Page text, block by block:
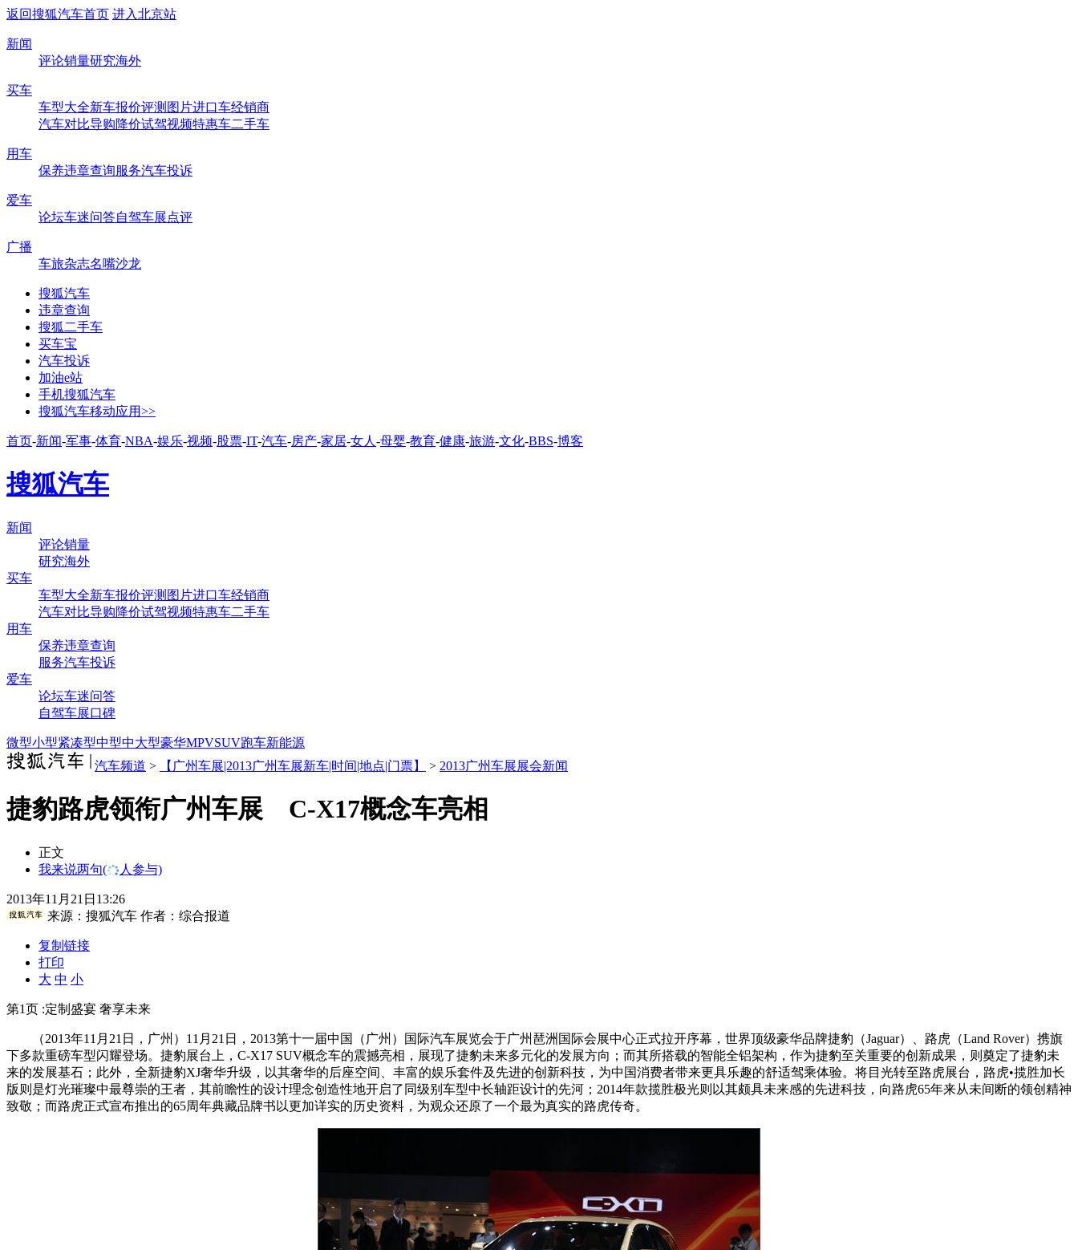
返回搜狐汽车首页 进入北京站
新闻
评论销量研究海外
买车
车型大全新车报价评测 图片进口车经销商
汽车对比导购降价试驾视频特惠车二手车
用车
保养违章查询服务汽车投诉
爱车
论坛车迷问答自驾车展点评
广播
车旅杂志名嘴沙龙
搜狐汽车
违章查询
搜狐二手车
买车宝
汽车投诉
加油e站
手机搜狐汽车
搜狐汽车移动应用>>
首页-新闻-军事-体育-NBA-娱乐-视频-股票-IT-汽车-房产-家居-女人 -母婴-教育-健康-旅游-文化-BBS-博客
搜狐汽车
新闻
评论销量
研究海外
买车
车型大全新车报价评测 图片进口车经销商
汽车对比导购降价试驾视频特惠车二手车
用车
保养违章查询
服务汽车投诉
爱车
论坛车迷问答
自驾车展口碑
微型小型紧凑型中型中大型豪华MPVSUV跑车新能源
汽车频道 > 【广州车展|2013广州车展新车|时间|地点|门票】 > 2013广州车展展会新闻
捷豹路虎领衔广州车展 C-X17概念车亮相
正文
我来说两句( 人参与)
2013年11月21日13:26
来源： 搜狐汽车作者：综合报道
复制链接
打印
大 中 小
第1页 :定制盛宴 奢享未来
（2013年11月21日，广州）11月21日，2013第十一届中国（广州）国际汽车展览会于广州琶洲国际会展中心正式拉开序幕，世界顶级豪华品牌捷豹（Jaguar）、路虎（Land Rover）携旗
下多款重磅车型闪耀登场。捷豹展台上，C-X17 SUV概念车的震撼亮相，展现了捷豹未来多元化的发展方向；而其所搭载的智能全铝架构，作为捷豹至关重要的创新成果，则奠定了捷豹未
来的发展基石；此外，全新捷豹XJ奢华升级，以其奢华的后座空间、丰富的娱乐套件及先进的创新科技，为中国消费者带来更具乐趣的舒适驾乘体验。将目光转至路虎展台，路虎•揽胜加长
版则是灯光璀璨中最尊崇的王者，其前瞻性的设计理念创造性地开启了同级别车型中长轴距设计的先河；2014年款揽胜极光则以其颇具未来感的先进科技，向路虎65年来从未间断的领创精神
致敬；而路虎正式宣布推出的65周年典藏品牌书以更加详实的历史资料，为观众还原了一个最为真实的路虎传奇。